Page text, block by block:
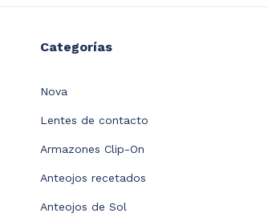
Categorías
Nova
Lentes de contacto
Armazones Clip-On
Anteojos recetados
Anteojos de Sol